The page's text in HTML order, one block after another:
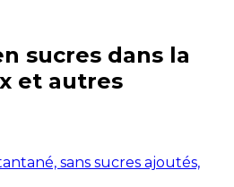
sucres dans la
et autres
sans sucres ajoutés,